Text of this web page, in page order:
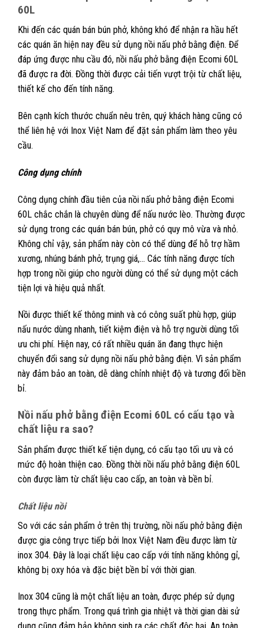
60L
Khi đến các quán bán bún phở, không khó để nhận ra hầu hết
các quán ăn hiện nay đều sử dụng nồi nấu phở bằng điện. Để
đáp ứng được nhu cầu đó, nồi nấu phở bằng điện Ecomi 60L
đã được ra đời. Đồng thời được cải tiến vượt trội từ chất liệu,
thiết kế cho đến tính năng.
Bên cạnh kích thước chuẩn nêu trên, quý khách hàng cũng có
thể liên hệ với Inox Việt Nam để đặt sản phẩm làm theo yêu
cầu.
Công dụng chính
Công dụng chính đầu tiên của nồi nấu phở bằng điện Ecomi
60L chắc chắn là chuyên dùng để nấu nước lèo. Thường được
sử dụng trong các quán bán bún, phở có quy mô vừa và nhỏ.
Không chỉ vậy, sản phẩm này còn có thể dùng để hỗ trợ hầm
xương, nhúng bánh phở, trụng giá,… Các tính năng được tích
hợp trong nồi giúp cho người dùng có thể sử dụng một cách
tiện lợi và hiệu quả nhất.
Nồi được thiết kế thông minh và có công suất phù hợp, giúp
nấu nước dùng nhanh, tiết kiệm điện và hỗ trợ người dùng tối
ưu chi phí. Hiện nay, có rất nhiều quán ăn đang thực hiện
chuyển đổi sang sử dụng nồi nấu phở bằng điện. Vì sản phẩm
này đảm bảo an toàn, dễ dàng chỉnh nhiệt độ và tương đối bền
bỉ.
Nồi nấu phở bằng điện Ecomi 60L có cấu tạo và
chất liệu ra sao?
Sản phẩm được thiết kế tiện dụng, có cấu tạo tối ưu và có
mức độ hoàn thiện cao. Đồng thời nồi nấu phở bằng điện 60L
còn được làm từ chất liệu cao cấp, an toàn và bền bỉ.
Chất liệu nồi
So với các sản phẩm ở trên thị trường, nồi nấu phở bằng điện
được gia công trực tiếp bởi Inox Việt Nam đều được làm từ
inox 304. Đây là loại chất liệu cao cấp với tính năng không gỉ,
không bị oxy hóa và đặc biệt bền bỉ với thời gian.
Inox 304 cũng là một chất liệu an toàn, được phép sử dụng
trong thực phẩm. Trong quá trình gia nhiệt và thời gian dài sử